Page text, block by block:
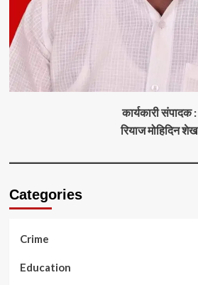
कार्यकारी संपादक :
रियाज मोहिदिन शेख
Categories
Crime
Education